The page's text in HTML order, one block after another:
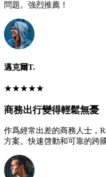
問題。強烈推薦！
邁克爾T.
★★★★★
商務出行變得輕鬆無憂
作爲經常出差的商務人士，
方案。快速啓動和可靠的跨